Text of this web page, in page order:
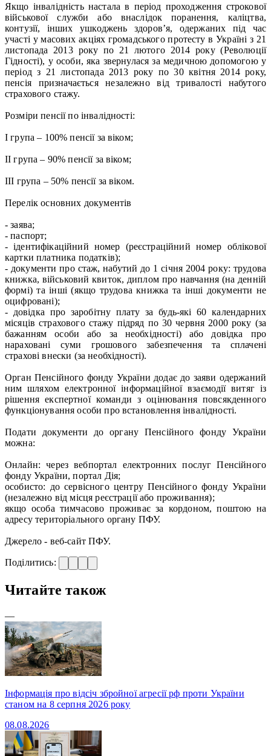
Якщо інвалідність настала в період проходження строкової
військової служби або внаслідок поранення, каліцтва,
контузії, інших ушкоджень здоров’я, одержаних під час
участі у масових акціях громадського протесту в Україні з 21
листопада 2013 року по 21 лютого 2014 року (Революції
Гідності), у особи, яка звернулася за медичною допомогою у
період з 21 листопада 2013 року по 30 квітня 2014 року,
пенсія призначається незалежно від тривалості набутого
страхового стажу.
Розміри пенсії по інвалідності:
І група – 100% пенсії за віком;
ІІ група – 90% пенсії за віком;
ІІІ група – 50% пенсії за віком.
Перелік основних документів
- заява;
- паспорт;
- ідентифікаційний номер (реєстраційний номер облікової
картки платника податків);
- документи про стаж, набутий до 1 січня 2004 року: трудова
книжка, військовий квиток, диплом про навчання (на денній
формі) та інші (якщо трудова книжка та інші документи не
оцифровані);
- довідка про заробітну плату за будь-які 60 календарних
місяців страхового стажу підряд по 30 червня 2000 року (за
бажанням особи або за необхідності) або довідка про
нараховані суми грошового забезпечення та сплачені
страхові внески (за необхідності).
Орган Пенсійного фонду України додає до заяви одержаний
ним шляхом електронної інформаційної взаємодії витяг із
рішення експертної команди з оцінювання повсякденного
функціонування особи про встановлення інвалідності.
Подати документи до органу Пенсійного фонду України
можна:
Онлайн: через вебпортал електронних послуг Пенсійного
фонду України, портал Дія;
особисто: до сервісного центру Пенсійного фонду України
(незалежно від місця реєстрації або проживання);
якщо особа тимчасово проживає за кордоном, поштою на
адресу територіального органу ПФУ.
Джерело - веб-сайт ПФУ.
Поділитись:
Читайте також
—
Інформація про відсіч збройної агресії рф проти України
станом на 8 серпня 2026 року
08.08.2026